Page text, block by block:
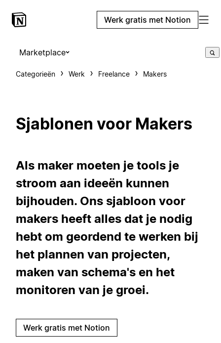
Werk gratis met Notion
Marketplace
Categorieën Werk Freelance Makers
Sjablonen voor Makers
Als maker moeten je tools je
stroom aan ideeën kunnen
bijhouden. Ons sjabloon voor
makers heeft alles dat je nodig
hebt om geordend te werken bij
het plannen van projecten,
maken van schema's en het
monitoren van je groei.
Werk gratis met Notion